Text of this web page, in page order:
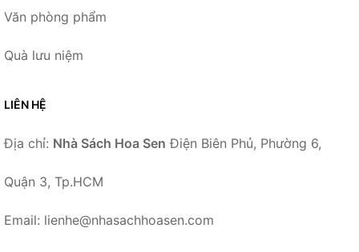
Văn phòng phẩm
Quà lưu niệm
LIÊN HỆ
Địa chỉ: Nhà Sách Hoa Sen Điện Biên Phủ, Phường 6,
Quận 3, Tp.HCM
Email: lienhe@nhasachhoasen.com